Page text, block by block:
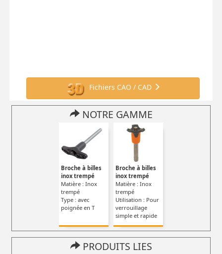
Fichiers CAO / CAD
NOTRE GAMME
Broche à billes
inox trempé
Matière : Inox
trempé
Type : avec
poignée en T
Broche à billes
inox trempé
Matière : Inox
trempé
Utilisation : Pour
verrouillage
simple et rapide
PRODUITS LIES